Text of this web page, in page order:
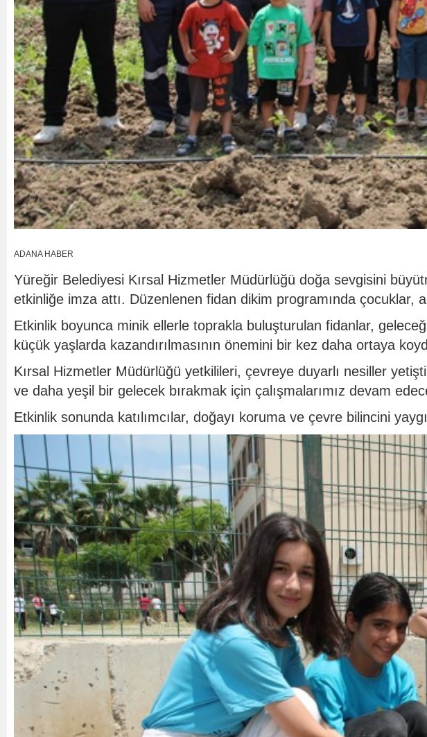
ADANA HABER
Yüreğir Belediyesi Kırsal Hizmetler Müdürlüğü doğa sevgisini
etkinliğe imza attı. Düzenlenen fidan dikim programında
Etkinlik boyunca minik ellerle toprakla buluşturulan fidanlar,
küçük yaşlarda kazandırılmasının önemini bir kez daha ortaya
Kırsal Hizmetler Müdürlüğü yetkilileri, çevreye duyarlı nesiller
ve daha yeşil bir gelecek bırakmak için çalışmalarımız devam
Etkinlik sonunda katılımcılar, doğayı koruma ve çevre bilincini